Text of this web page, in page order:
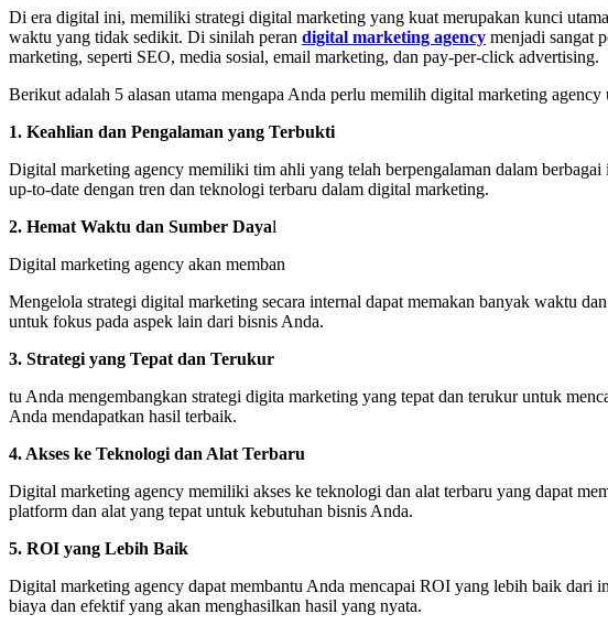
Di era digital ini, memiliki strategi digital marketing yang kuat merupakan kunci
waktu yang tidak sedikit. Di sinilah peran digital marketing agency menjadi sangat
marketing, seperti SEO, media sosial, email marketing, dan pay-per-click advertising.
Berikut adalah 5 alasan utama mengapa Anda perlu memilih digital marketing
1. Keahlian dan Pengalaman yang Terbukti
Digital marketing agency memiliki tim ahli yang telah berpengalaman dalam
up-to-date dengan tren dan teknologi terbaru dalam digital marketing.
2. Hemat Waktu dan Sumber Dayal
Digital marketing agency akan memban
Mengelola strategi digital marketing secara internal dapat memakan banyak waktu
untuk fokus pada aspek lain dari bisnis Anda.
3. Strategi yang Tepat dan Terukur
tu Anda mengembangkan strategi digita marketing yang tepat dan terukur untuk
Anda mendapatkan hasil terbaik.
4. Akses ke Teknologi dan Alat Terbaru
Digital marketing agency memiliki akses ke teknologi dan alat terbaru yang dapat
platform dan alat yang tepat untuk kebutuhan bisnis Anda.
5. ROI yang Lebih Baik
Digital marketing agency dapat membantu Anda mencapai ROI yang lebih baik dari
biaya dan efektif yang akan menghasilkan hasil yang nyata.